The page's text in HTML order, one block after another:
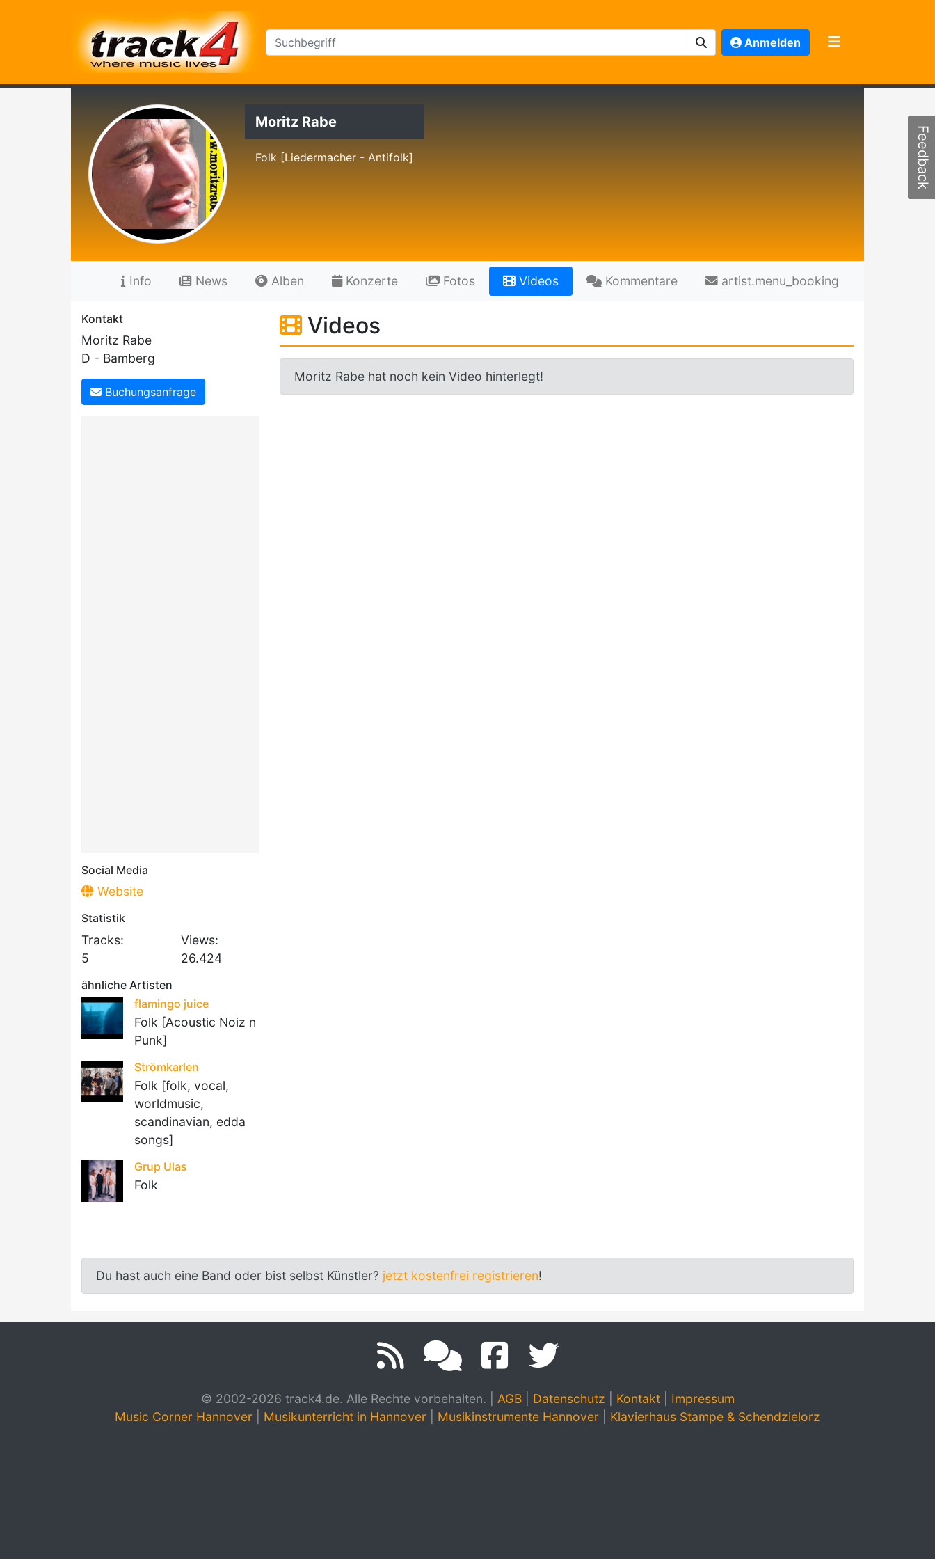
Anmelden
Moritz Rabe
Folk [Liedermacher - Antifolk]
Info News Alben Konzerte Fotos Videos Kommentare artist.menu_booking
Kontakt
Moritz Rabe
D - Bamberg
Buchungsanfrage
Social Media
Website
Statistik
Tracks:
5
Views:
26.424
ähnliche Artisten
flamingo juice
Folk [Acoustic Noiz n
Punk]
Strömkarlen
Folk [folk, vocal,
worldmusic,
scandinavian, edda
songs]
Grup Ulas
Folk
Videos
Moritz Rabe hat noch kein Video hinterlegt!
Du hast auch eine Band oder bist selbst Künstler? jetzt kostenfrei registrieren!
© 2002-2026 track4.de. Alle Rechte vorbehalten. AGB| Datenschutz Kontakt| Impressum
Music Corner Hannover
Musikunterricht in Hannover Musikinstrumente Hannover Klavierhaus Stampe & Schendzielorz
Feedback